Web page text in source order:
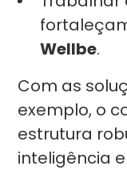
Wellbe.
Com as
exemplo, o
estrutura
inteligência